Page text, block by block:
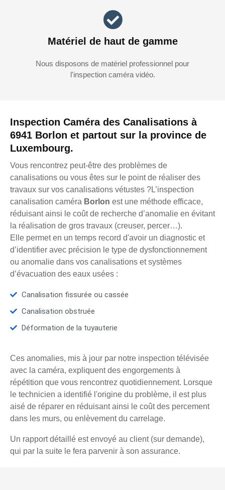
Inspection Caméra des Canalisations à
6941 Borlon et partout sur la province de
Luxembourg.
Vous rencontrez peut-être des problèmes de
canalisations ou vous êtes sur le point de réaliser des
travaux sur vos canalisations vétustes ?L’inspection
canalisation caméra Borlon est une méthode efficace,
réduisant ainsi le coût de recherche d’anomalie en évitant
la réalisation de gros travaux (creuser, percer…).
Elle permet en un temps record d'avoir un diagnostic et
d’identifier avec précision le type de dysfonctionnement
ou anomalie dans vos canalisations et systèmes
d’évacuation des eaux usées :
Canalisation fissurée ou cassée
Canalisation obstruée
Déformation de la tuyauterie
Ces anomalies, mis à jour par notre inspection télévisée
avec la caméra, expliquent des engorgements à
répétition que vous rencontrez quotidiennement. Lorsque
le technicien a identifié l'origine du problème, il est plus
aisé de réparer en réduisant ainsi le coût des percement
dans les murs, ou enlèvement du carrelage.
Un rapport détaillé est envoyé au client (sur demande),
qui par la suite le fera parvenir à son assurance.
Matériel de haut de gamme
Nous disposons de matériel professionnel pour
l'inspection caméra vidéo.